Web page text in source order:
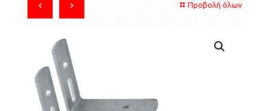
Προβολή όλων